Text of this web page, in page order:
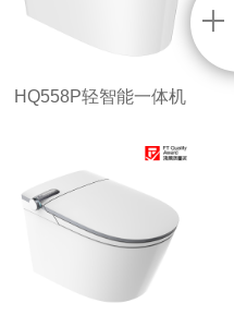
HQ558P轻智能一体机